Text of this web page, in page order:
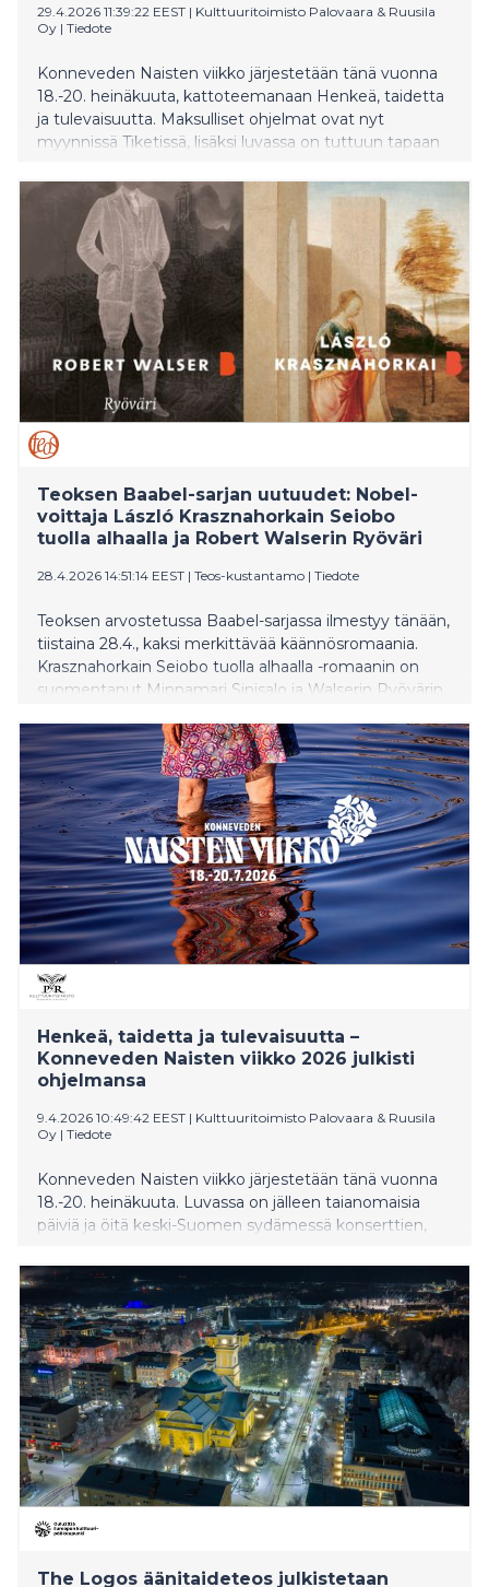
29.4.2026 11:39:22 EEST | Kulttuuritoimisto Palovaara & Ruusila
Oy | Tiedote
Konneveden Naisten viikko järjestetään tänä vuonna
18.-20. heinäkuuta, kattoteemanaan Henkeä, taidetta
ja tulevaisuutta. Maksulliset ohjelmat ovat nyt
myynnissä Tiketissä, lisäksi luvassa on tuttuun tapaan
Konneveden keskustaa. Festivaalin kaiken lävistävä ja
yhteen kietova punainen lanka on tänä vuonna runous
ja sanataide, joista nautitaan keskustelutilaisuuksien ja
musiikkiesitysten kautta. Taiteennälkäiset Naisten
viikon vieraat pääsevät tutustumaan Suomen
ensimmäiseen K-Market Galleriaan, sekä
konnevetisten yritysten tiloissa järjestettävään 500
metriä pitkään Galleria Kauppatiehen.
Teoksen Baabel-sarjan uutuudet: Nobel-
voittaja László Krasznahorkain Seiobo
tuolla alhaalla ja Robert Walserin Ryöväri
28.4.2026 14:51:14 EEST | Teos-kustantamo | Tiedote
Teoksen arvostetussa Baabel-sarjassa ilmestyy tänään,
tiistaina 28.4., kaksi merkittävää käännösromaania.
Krasznahorkain Seiobo tuolla alhaalla -romaanin on
suomentanut Minnamari Sinisalo ja Walserin Ryövärin
Henkeä, taidetta ja tulevaisuutta –
Konneveden Naisten viikko 2026 julkisti
ohjelmansa
9.4.2026 10:49:42 EEST | Kulttuuritoimisto Palovaara & Ruusila
Oy | Tiedote
Konneveden Naisten viikko järjestetään tänä vuonna
18.-20. heinäkuuta. Luvassa on jälleen taianomaisia
päiviä ja öitä keski-Suomen sydämessä konserttien,
kulinarististen elämysten ja yllättävien kohtaamisten
parissa. Konneveden keskustan eri
tapahtumapaikkoihin sijoittuva tapahtuma tuo yhteen
hengen, taiteen ja tulevaisuuden tulkitsijoita ja
asiantuntijoita arkkitehtuurista filosofiaan. Liput
maksullisiin tapahtumiin ovat nyt myynnissä Tiketissä.
Maksullisten tapahtumien lisäksi Naisten viikko tarjoaa
kävijöilleen runsaasti maksutonta pop-up-ohjelmaa ja
yllätyksiä.
The Logos äänitaideteos julkistetaan